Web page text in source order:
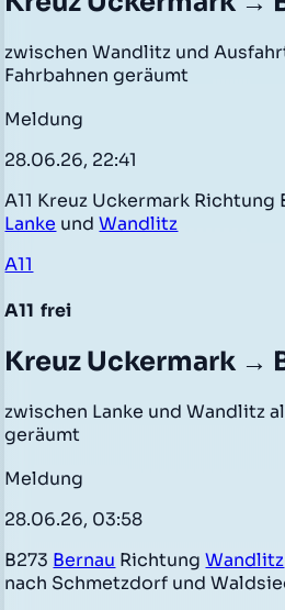
zwischen Wandlitz und
Fahrbahnen geräumt
Meldung
28.06.26, 22:41
A11 Kreuz Uckermark
Lanke undWandlitz
A11
A11 frei
Kreuz Uckermark →
zwischen Lanke und Wandlitz
geräumt
Meldung
28.06.26, 03:58
B273 Bernau RichtungWandlitz
nach Schmetzdorf und